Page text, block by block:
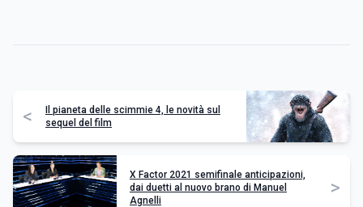
<
Il pianeta delle scimmie 4, le novità sul
sequel del film
X Factor 2021 semifinale anticipazioni,
dai duetti al nuovo brano di Manuel
Agnelli
>